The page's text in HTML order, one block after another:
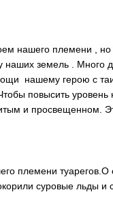
нашего племени ,
земель .
нашему герою с
повысить уровень
и просвещенном.
туарегов.О
суровые льды и